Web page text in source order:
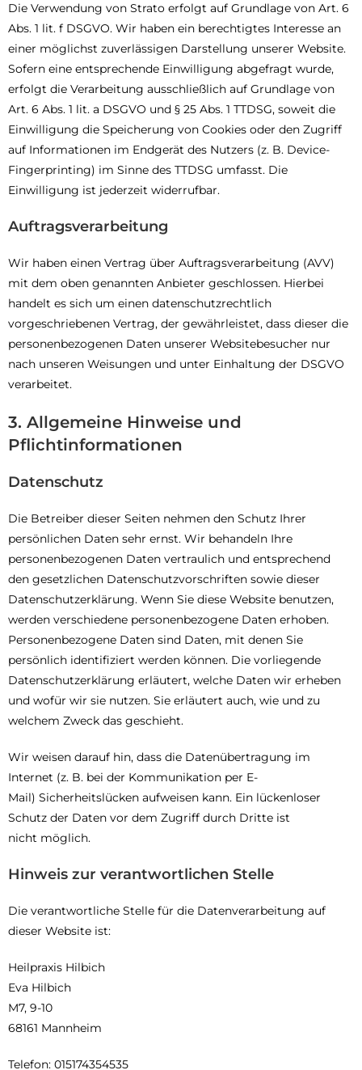
Die Verwendung von Strato erfolgt auf Grundlage von Art. 6
Abs. 1 lit. f DSGVO. Wir haben ein berechtigtes Interesse an
einer möglichst zuverlässigen Darstellung unserer Website.
Sofern eine entsprechende Einwilligung abgefragt wurde,
erfolgt die Verarbeitung ausschließlich auf Grundlage von
Art. 6 Abs. 1 lit. a DSGVO und § 25 Abs. 1 TTDSG, soweit die
Einwilligung die Speicherung von Cookies oder den Zugriff
auf Informationen im Endgerät des Nutzers (z. B. Device-
Fingerprinting) im Sinne des TTDSG umfasst. Die
Einwilligung ist jederzeit widerrufbar.
Auftragsverarbeitung
Wir haben einen Vertrag über Auftragsverarbeitung (AVV)
mit dem oben genannten Anbieter geschlossen. Hierbei
handelt es sich um einen datenschutzrechtlich
vorgeschriebenen Vertrag, der gewährleistet, dass dieser die
personenbezogenen Daten unserer Websitebesucher nur
nach unseren Weisungen und unter Einhaltung der DSGVO
verarbeitet.
3. Allgemeine Hinweise und
Pflichtinformationen
Datenschutz
Die Betreiber dieser Seiten nehmen den Schutz Ihrer
persönlichen Daten sehr ernst. Wir behandeln Ihre
personenbezogenen Daten vertraulich und entsprechend
den gesetzlichen Datenschutzvorschriften sowie dieser
Datenschutzerklärung. Wenn Sie diese Website benutzen,
werden verschiedene personenbezogene Daten erhoben.
Personenbezogene Daten sind Daten, mit denen Sie
persönlich identifiziert werden können. Die vorliegende
Datenschutzerklärung erläutert, welche Daten wir erheben
und wofür wir sie nutzen. Sie erläutert auch, wie und zu
welchem Zweck das geschieht.
Wir weisen darauf hin, dass die Datenübertragung im
Internet (z. B. bei der Kommunikation per E-
Mail) Sicherheitslücken aufweisen kann. Ein lückenloser
Schutz der Daten vor dem Zugriff durch Dritte ist
nicht möglich.
Hinweis zur verantwortlichen Stelle
Die verantwortliche Stelle für die Datenverarbeitung auf
dieser Website ist:
Heilpraxis Hilbich
Eva Hilbich
M7, 9-10
68161 Mannheim
Telefon: 015174354535